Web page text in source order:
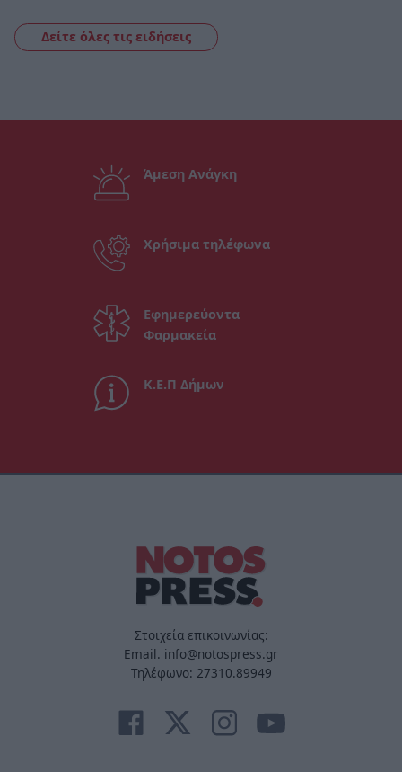
Δείτε όλες τις ειδήσεις
Άμεση Ανάγκη
Χρήσιμα τηλέφωνα
Εφημερεύοντα
Φαρμακεία
Κ.Ε.Π Δήμων
Στοιχεία επικοινωνίας:
Email. info@notospress.gr
Τηλέφωνο: 27310.89949